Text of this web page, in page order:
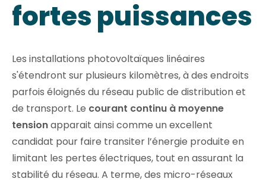
fortes puissances
Les installations photovoltaïques linéaires
s'étendront sur plusieurs kilomètres, à des endroits
parfois éloignés du réseau public de distribution et
de transport. Le courant continu à moyenne
tensionapparait ainsi comme un excellent
candidat pour faire transiter l’énergie produite en
limitant les pertes électriques, tout en assurant la
stabilité du réseau. A terme, des micro-réseaux